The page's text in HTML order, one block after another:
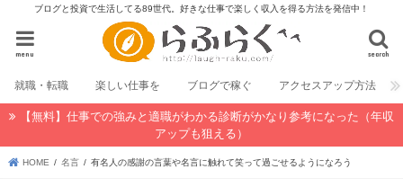
ブログと投資で生活してる89世代。好きな仕事で楽しく収入を得る方法を発信中！
search
menu
就職・転職 楽しい仕事を ブログで稼ぐ アクセスアップ方法
【無料】仕事での強みと適職がわかる診断がかなり参考になった（年収
アップも狙える）
HOME 名言 有名人の感謝の言葉や名言に触れて笑って過ごせるようになろう